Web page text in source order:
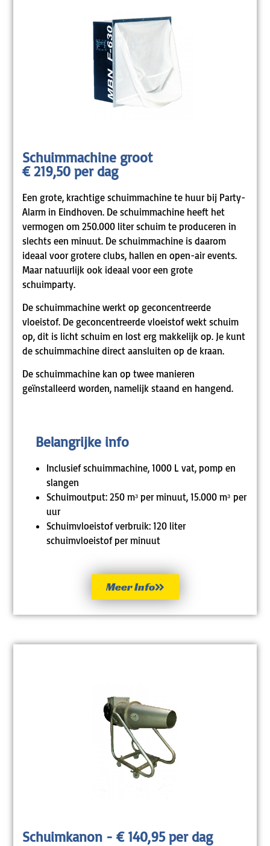
Schuimmachine groot
€ 219,50 per dag
Een grote, krachtige schuimmachine te huur bij Party-
Alarm in Eindhoven. De schuimmachine heeft het
vermogen om 250.000 liter schuim te produceren in
slechts een minuut. De schuimmachine is daarom
ideaal voor grotere clubs, hallen en open-air events.
Maar natuurlijk ook ideaal voor een grote
schuimparty.
De schuimmachine werkt op geconcentreerde
vloeistof. De geconcentreerde vloeistof wekt schuim
op, dit is licht schuim en lost erg makkelijk op. Je kunt
de schuimmachine direct aansluiten op de kraan.
De schuimmachine kan op twee manieren
geïnstalleerd worden, namelijk staand en hangend.
Belangrijke info
Inclusief schuimmachine, 1000 L vat, pomp en
slangen
Schuimoutput: 250 mᶟ per minuut, 15.000 mᶟ per
uur
Schuimvloeistof verbruik: 120 liter
schuimvloeistof per minuut
Meer Info
Schuimkanon - € 140,95 per dag